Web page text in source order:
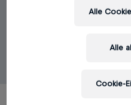
Große kulinarische
Journalistin und AutorinAlle
Alle
Cookie-